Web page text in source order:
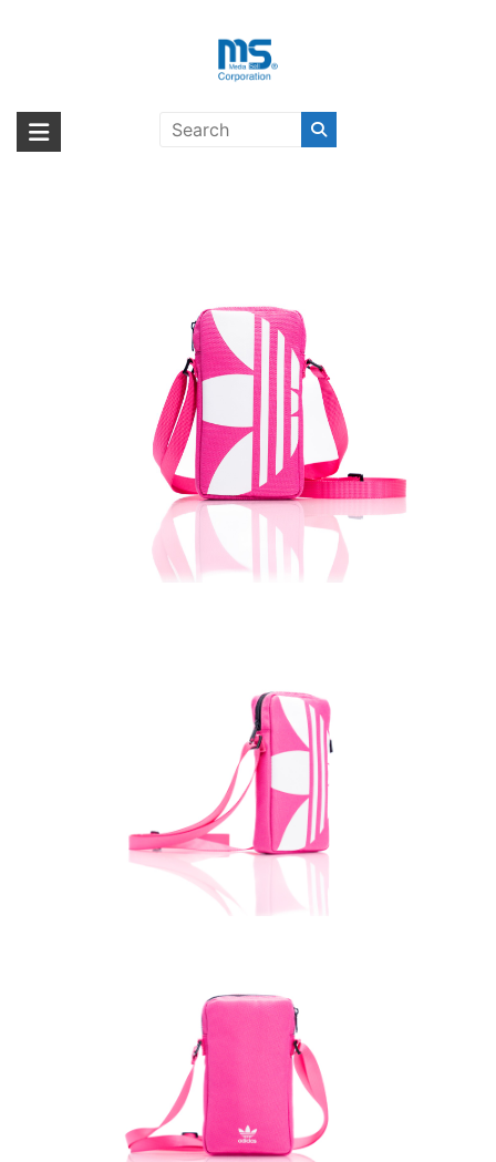
海外輸入ブランド商品｜株式会社
海外事業部が取り揃えている海外輸入商品には、日本では珍しい「海外ブ
ランド」をはじめ「ユニークな商品」「機能的な商品」「コストパフォー
Big Logo Pk/Wh〔アディダス〕